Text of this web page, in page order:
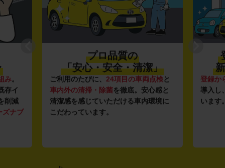
み。
存イ
削減
ズナブ
プロ品質の
「安心・安全・清潔」
ご利用のたびに、 24項目の車両点検と
車内外の清掃・除菌を徹底。安心感と
清潔感を感じていただける車内環境に
こだわっています。
登録か
導入し
います